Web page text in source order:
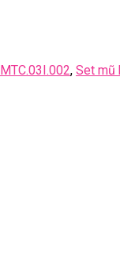
MTC.03I.002, Set mũ